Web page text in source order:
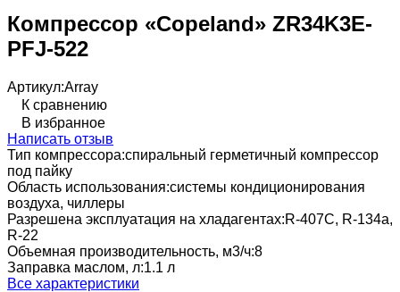
Компрессор «Copeland» ZR34K3E-
PFJ-522
Артикул:Array
К сравнению
В избранное
Написать отзыв
Тип компрессора:спиральный герметичный компрессор
под пайку
Область использования:системы кондиционирования
воздуха, чиллеры
Разрешена эксплуатация на хладагентах:R-407C, R-134a,
R-22
Объемная производительность, м3/ч:8
Заправка маслом, л:1.1 л
Все характеристики